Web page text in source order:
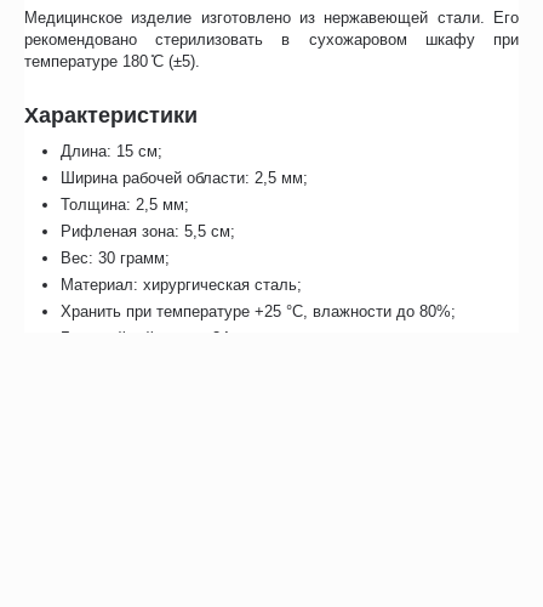
Медицинское изделие изготовлено из нержавеющей стали. Его
рекомендовано стерилизовать в сухожаровом шкафу при
температуре 180 ̊С (±5).
Характеристики
Длина: 15 см;
Ширина рабочей области: 2,5 мм;
Толщина: 2,5 мм;
Рифленая зона: 5,5 см;
Вес: 30 грамм;
Материал: хирургическая сталь;
Хранить при температуре +25 °С, влажности до 80%;
Гарантийный срок: 24 месяца при соблюдении правил по